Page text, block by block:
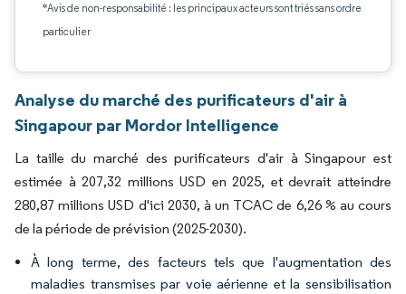
*Avis de non-responsabilité : les principaux acteurs sont triés sans ordre
particulier
Analyse du marché des purificateurs d'air à
Singapour par Mordor Intelligence
La taille du marché des purificateurs d'air à Singapour est
estimée à 207,32 millions USD en 2025, et devrait atteindre
280,87 millions USD d'ici 2030, à un TCAC de 6,26 % au cours
de la période de prévision (2025-2030).
À long terme, des facteurs tels que l'augmentation des
maladies transmises par voie aérienne et la sensibilisation